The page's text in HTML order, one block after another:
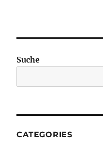
Suche
CATEGORIES